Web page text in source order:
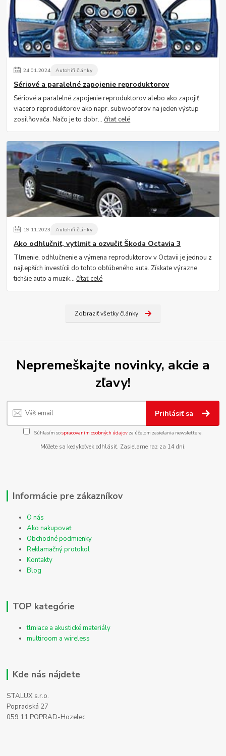
24.01.2024 Autohifi články
Sériové a paralelné zapojenie reproduktorov
Sériové a paralelné zapojenie reproduktorov alebo ako zapojiť
viacero reproduktorov ako napr. subwooferov na jeden výstup
zosilňovača. Načo je to dobr...čítať celé
19.11.2023 Autohifi články
Ako odhlučniť, vytlmiť a ozvučiť Škoda Octavia 3
Tlmenie, odhlučnenie a výmena reproduktorov v Octavii je jednou z
najlepších investícii do tohto obľúbeného auta. Získate výrazne
tichšie auto a muzik...čítať celé
Zobraziť všetky články
Nepremeškajte novinky, akcie a
zľavy!
Prihlásiť sa
Súhlasím sospracovaním osobných údajov za účelom zasielania newslettera.
Môžete sa kedykoľvek odhlásiť. Zasielame raz za 14 dní.
Informácie pre zákazníkov
O nás
Ako nakupovať
Obchodné podmienky
Reklamačný protokol
Kontakty
Blog
TOP kategórie
tlmiace a akustické materiály
multiroom a wireless
Kde nás nájdete
STALUX s.r.o.
Popradská 27
059 11 POPRAD-Hozelec